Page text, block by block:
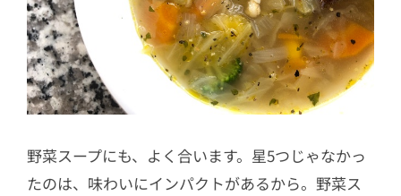
野菜スープにも、よく合います。星5つじゃなかっ
たのは、味わいにインパクトがあるから。野菜ス